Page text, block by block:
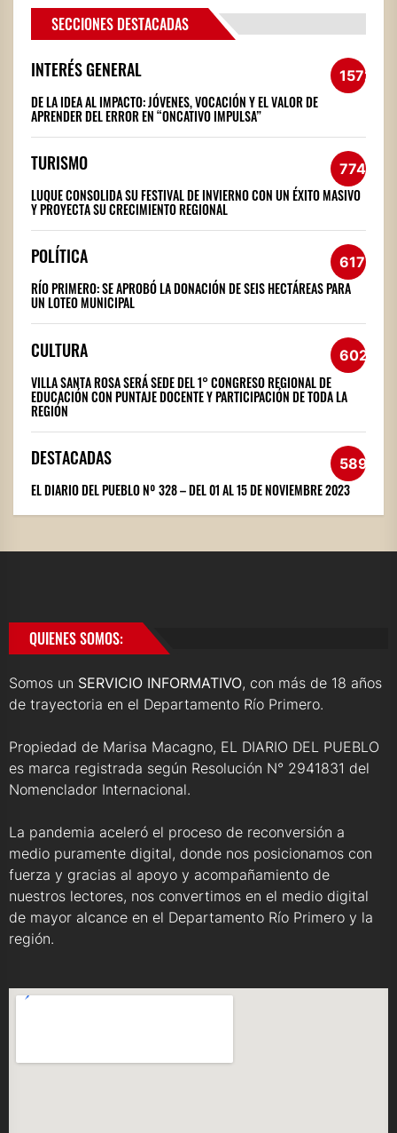
SECCIONES DESTACADAS
INTERÉS GENERAL 1572
DE LA IDEA AL IMPACTO: JÓVENES, VOCACIÓN Y EL VALOR DE
APRENDER DEL ERROR EN “ONCATIVO IMPULSA”
TURISMO 774
LUQUE CONSOLIDA SU FESTIVAL DE INVIERNO CON UN ÉXITO MASIVO
Y PROYECTA SU CRECIMIENTO REGIONAL
POLÍTICA 617
RÍO PRIMERO: SE APROBÓ LA DONACIÓN DE SEIS HECTÁREAS PARA
UN LOTEO MUNICIPAL
CULTURA 602
VILLA SANTA ROSA SERÁ SEDE DEL 1° CONGRESO REGIONAL DE
EDUCACIÓN CON PUNTAJE DOCENTE Y PARTICIPACIÓN DE TODA LA
REGIÓN
DESTACADAS 589
EL DIARIO DEL PUEBLO Nº 328 – DEL 01 AL 15 DE NOVIEMBRE 2023
QUIENES SOMOS:
Somos un SERVICIO INFORMATIVO, con más de 18 años
de trayectoria en el Departamento Río Primero.
Propiedad de Marisa Macagno, EL DIARIO DEL PUEBLO
es marca registrada según Resolución N° 2941831 del
Nomenclador Internacional.
La pandemia aceleró el proceso de reconversión a
medio puramente digital, donde nos posicionamos con
fuerza y gracias al apoyo y acompañamiento de
nuestros lectores, nos convertimos en el medio digital
de mayor alcance en el Departamento Río Primero y la
región.